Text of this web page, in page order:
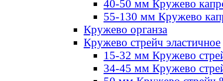
40-50 мм Кружево
55-130 мм Кружево
Кружево органза
Кружево стрейч эластичное
15-32 мм Кружево
34-45 мм Кружево